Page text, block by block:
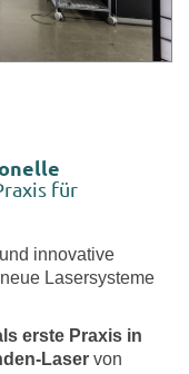
für
innovative
Lasersysteme
erste Praxis in
Laser von